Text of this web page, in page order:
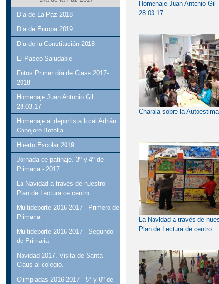
Día de La Paz 2018
Día de Europa 2019
Día de la Constitución 2018
El Paseo Saludable
Fotos Primer día de Clase 2017-
2018
Homenaje Juan Antonio Gil
28.03.17
Homenaje al deportista local Adrián
Conejero Botella
Huerto Escolar 2019
Jornada de patinaje. 3º y 4º de
Primaria - 2017
La Navidad a través de nuestro
Plan de Lectura de centro.
Multideporte 2016-2017 - Primero de
Primaria
Multideporte 2016-2017 - Segundo
de Primaria
Navidad 2017. Visita de Santa
Claus al colegio.
Olimpiadas 2016-2017 - 5º y 6º de
Homenaje Juan Antonio Gil
28.03.17
Charala sobre la Autoestima
La Navidad a través de
Plan de Lectura de centro.